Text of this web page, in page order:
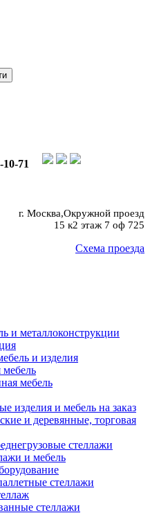
10-71
г. Москва,Окружной проезд
15 к2 этаж 7 оф 725
Схема проезда
и металлоконструкции
и изделия
мебель
мебель
изделия и мебель на заказ
и деревянные, торговая
стеллажи
и мебель
стеллажи
стеллажи